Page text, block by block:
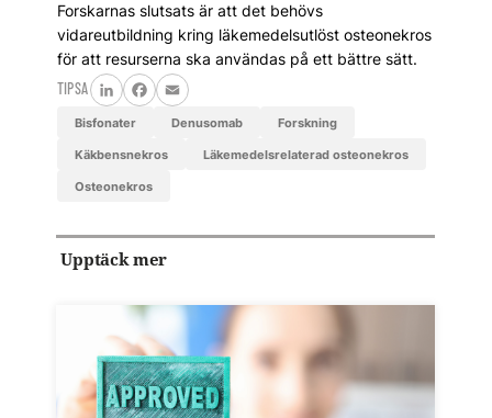
Forskarnas slutsats är att det behövs
vidareutbildning kring läkemedelsutlöst osteonekros
för att resurserna ska användas på ett bättre sätt.
TIPSA
LinkedInFacebook
Email
bisfonater denusomab Forskning
käkbensnekros läkemedelsrelaterad osteonekros
osteonekros
Upptäck mer